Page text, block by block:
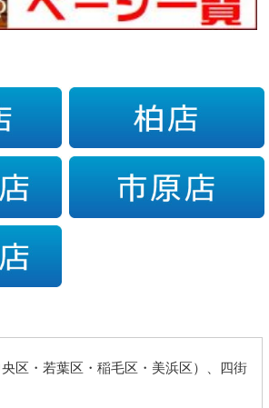
区・若葉区・稲毛区・美浜区）、四街